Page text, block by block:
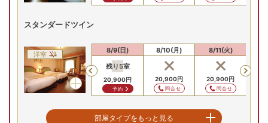
スタンダードツイン
洋室
Previous
8/8(土)
8/9(日)
残り 5室
20,900円
予約
8/10(月)
20,900円
問合せ
8/11(火)
20,900円
問合せ
デラックスコーナーツイン（禁煙）
部屋タイプをもっと見る